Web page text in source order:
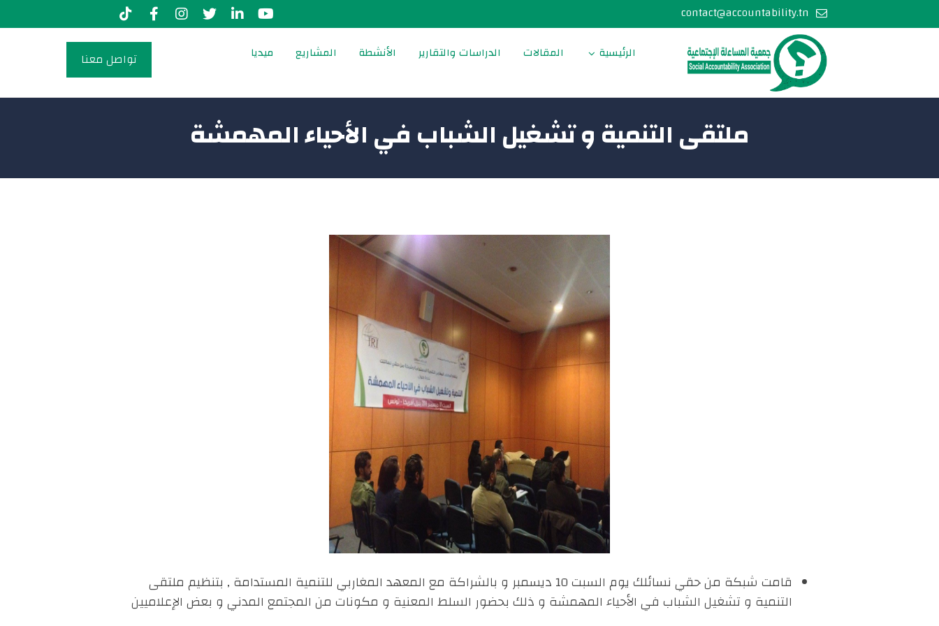
contact@accountability.tn
الرئيسية المقالات الدراسات والتقارير الأنشطة المشاريع ميديا تواصل معنا
ملتقى التنمية و تشغيل الشباب في الأحياء المهمشة
قامت شبكة من حقي نسائلك يوم السبت 10 ديسمبر و بالشراكة مع المعهد المغاربي للتنمية المستدامة , بتنظيم ملتقى
التنمية و تشغيل الشباب في الأحياء المهمشة و ذلك بحضور السلط المعنية و مكونات من المجتمع المدني و بعض الإعلاميين